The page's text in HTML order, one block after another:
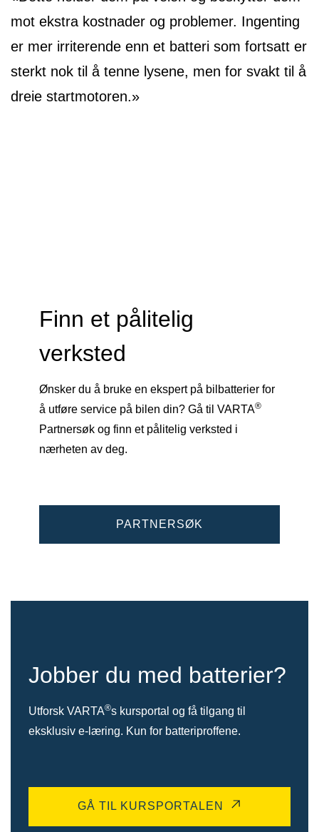
mot ekstra kostnader og problemer. Ingenting
er mer irriterende enn et batteri som fortsatt er
sterkt nok til å tenne lysene, men for svakt til å
dreie startmotoren.»
Finn et pålitelig
verksted
Ønsker du å bruke en ekspert på bilbatterier for
å utføre service på bilen din? Gå til VARTA®
Partnersøk og finn et pålitelig verksted i
nærheten av deg.
PARTNERSØK
Jobber du med batterier?
Utforsk VARTA®s kursportal og få tilgang til
eksklusiv e-læring. Kun for batteriproffene.
GÅ TIL KURSPORTALEN